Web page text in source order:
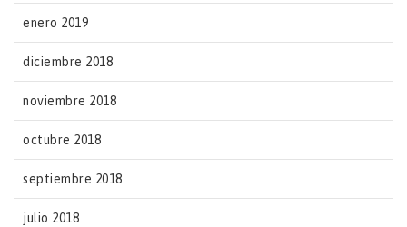
enero 2019
diciembre 2018
noviembre 2018
octubre 2018
septiembre 2018
julio 2018